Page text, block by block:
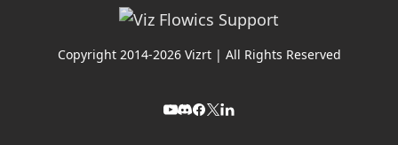
Copyright 2014-2026 Vizrt | All Rights Reserved